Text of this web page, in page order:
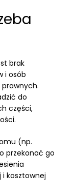
brak
i osób
do
części,
(np.
przekonać go
i kosztownej